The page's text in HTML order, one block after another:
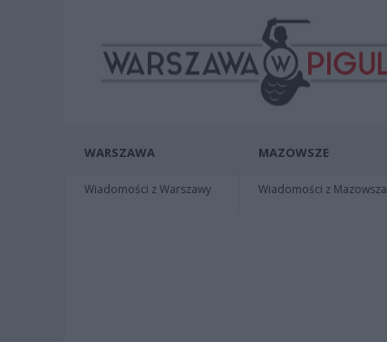
WARSZAWA
Wiadomości z Warszawy
MAZOWSZE
Wiadomości z Mazowsza